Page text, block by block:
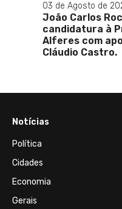
03 de Agosto de
João Carlos
candidatura à
Alferes com
Cláudio Castro.
Notícias
Política
Cidades
Economia
Gerais